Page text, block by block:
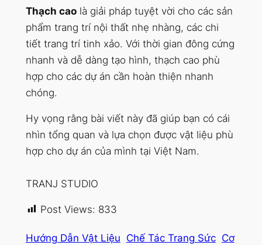
Thạch caolà giải pháp tuyệt vời cho các sản
phẩm trang trí nội thất nhẹ nhàng, các chi
tiết trang trí tinh xảo. Với thời gian đông cứng
nhanh và dễ dàng tạo hình, thạch cao phù
hợp cho các dự án cần hoàn thiện nhanh
chóng.
Hy vọng rằng bài viết này đã giúp bạn có cái
nhìn tổng quan và lựa chọn được vật liệu phù
hợp cho dự án của mình tại Việt Nam.
TRANJ STUDIO
Post Views: 833
Hướng Dẫn Vật Liệu Chế Tác Trang Sức Cơ